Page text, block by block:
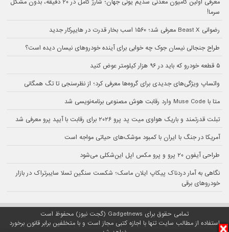
سرما!
رضوانی Beast X معرفی شد؛ ۱۵۶۰ اسب بخار قدرت در هایپرکار جدید
طراح جنجالی نیسان جوک چه خوابی برای آینده خودروهای نیسان دیده است؟
۵ قطعه خودرو که باید در ۹۶ هزار کیلومتر عوض کنید
واتساپ ویژگی‌های جدیدی برای گروه‌ها معرفی کرد؛ از نظرسنجی تا تگ همگانی
متا با Muse Code وارد رقابت هوش مصنوعی برنامه‌نویسی شد
تبلت قدرتمند و باریک هواوی میت پد پرو ۲۰۲۶ برای رقابت با آیپد پرو معرفی شد
آمریکا در جنگ با ایران با کمبود موشک‌های حیاتی مواجه است
طراحی آیفون ۲۰ پرو و پرو مکس اپل این‌شکلی می‌شود
نگاهی به آمار دردناک پیکاپ ایلان ماسک؛ شکست سنگین تسلا سایبرتراک در بازار
خودروهای برقی
تمامی حقوق برای Gadgetnews (گجت نیوز) محفوظ است
استفاده از مطالب سایت تنها با اجازه کتبی مجاز است و با متخلفین برابر قانون برخورد